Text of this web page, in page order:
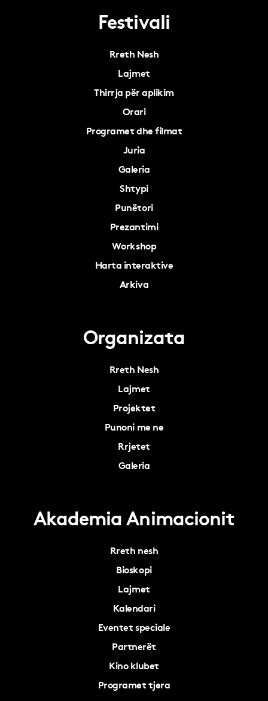
Festivali
Rreth Nesh
Lajmet
Thirrja për aplikim
Orari
Programet dhe filmat
Juria
Galeria
Shtypi
Punëtori
Prezantimi
Workshop
Harta interaktive
Arkiva
Organizata
Rreth Nesh
Lajmet
Projektet
Punoni me ne
Rrjetet
Galeria
Akademia Animacionit
Rreth nesh
Bioskopi
Lajmet
Kalendari
Eventet speciale
Partnerët
Kino klubet
Programet tjera